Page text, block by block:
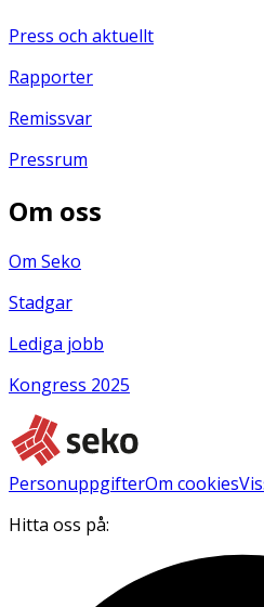
Press och aktuellt
Rapporter
Remissvar
Pressrum
Om oss
Om Seko
Stadgar
Lediga jobb
Kongress 2025
PersonuppgifterOm cookies
Hitta oss på: